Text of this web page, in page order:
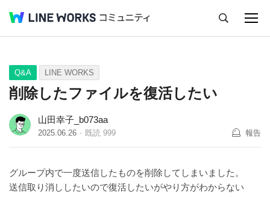
Q&A Tips Ideas
Q&A LINE WORKS
削除したファイルを復活したい
山田幸子_b073aa
2025.06.26 既読 999 報告
グループ内で一度送信したものを削除してしまいました。
送信取り消ししたいので復活したいがやり方がわからない